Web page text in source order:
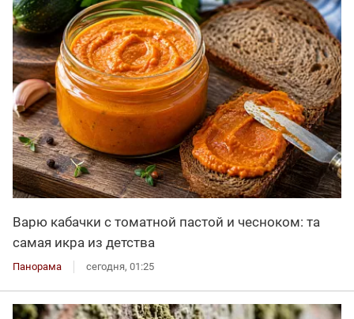
Варю кабачки с томатной пастой и чесноком: та
самая икра из детства
Панорама сегодня, 01:25